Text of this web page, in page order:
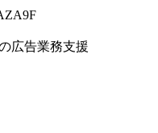
広告業務支援